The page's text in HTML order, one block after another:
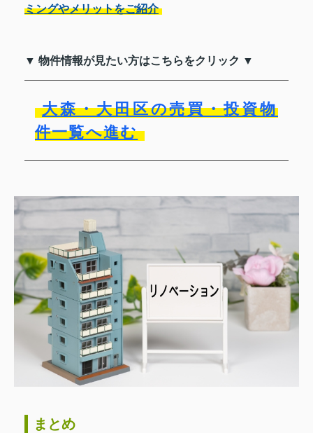
ミングやメリットをご紹介
▼ 物件情報が見たい方はこちらをクリック ▼
大森・大田区の売買・投資物
件一覧へ進む
まとめ